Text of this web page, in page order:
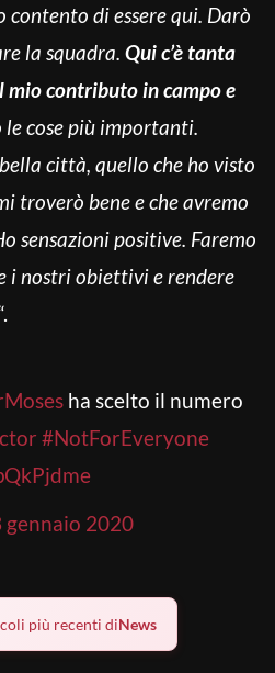
contento di essere qui. Darò
la squadra. Qui c’è tanta
contributo in campo e
le cose più importanti.
città, quello che ho visto
troverò bene e che avremo
sensazioni positive. Faremo
i nostri obiettivi e rendere
ha scelto il numero
#NotForEveryone
gennaio 2020
più recenti diNews